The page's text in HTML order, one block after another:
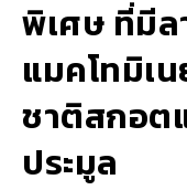
พิเศษ ที่มี
แมคโทมิเ
ชาติสกอต
ประมูล